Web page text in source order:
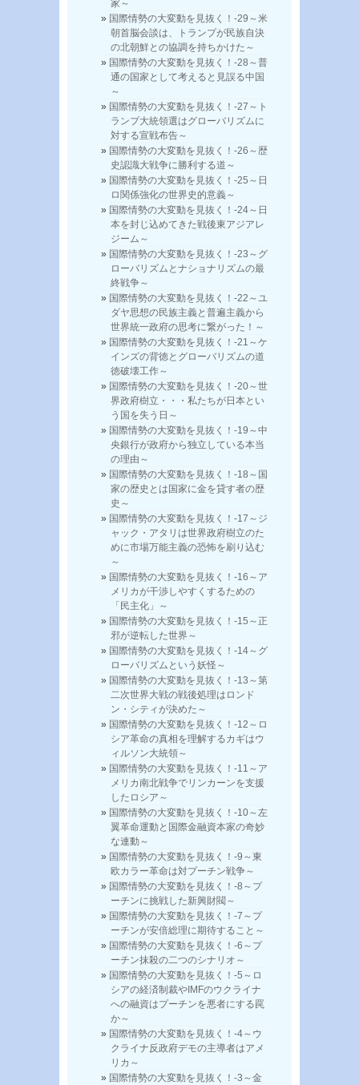
家～
国際情勢の大変動を見抜く！-29～米
朝首脳会談は、トランプが民族自決
の北朝鮮との協調を持ちかけた～
国際情勢の大変動を見抜く！-28～普
通の国家として考えると見誤る中国
～
国際情勢の大変動を見抜く！-27～ト
ランプ大統領選はグローバリズムに
対する宣戦布告～
国際情勢の大変動を見抜く！-26～歴
史認識大戦争に勝利する道～
国際情勢の大変動を見抜く！-25～日
ロ関係強化の世界史的意義～
国際情勢の大変動を見抜く！-24～日
本を封じ込めてきた戦後東アジアレ
ジーム～
国際情勢の大変動を見抜く！-23～グ
ローバリズムとナショナリズムの最
終戦争～
国際情勢の大変動を見抜く！-22～ユ
ダヤ思想の民族主義と普遍主義から
世界統一政府の思考に繋がった！～
国際情勢の大変動を見抜く！-21～ケ
インズの背徳とグローバリズムの道
徳破壊工作～
国際情勢の大変動を見抜く！-20～世
界政府樹立・・・私たちが日本とい
う国を失う日～
国際情勢の大変動を見抜く！-19～中
央銀行が政府から独立している本当
の理由～
国際情勢の大変動を見抜く！-18～国
家の歴史とは国家に金を貸す者の歴
史～
国際情勢の大変動を見抜く！-17～ジ
ャック・アタリは世界政府樹立のた
めに市場万能主義の恐怖を刷り込む
～
国際情勢の大変動を見抜く！-16～ア
メリカが干渉しやすくするための
「民主化」～
国際情勢の大変動を見抜く！-15～正
邪が逆転した世界～
国際情勢の大変動を見抜く！-14～グ
ローバリズムという妖怪～
国際情勢の大変動を見抜く！-13～第
二次世界大戦の戦後処理はロンド
ン・シティが決めた～
国際情勢の大変動を見抜く！-12～ロ
シア革命の真相を理解するカギはウ
ィルソン大統領～
国際情勢の大変動を見抜く！-11～ア
メリカ南北戦争でリンカーンを支援
したロシア～
国際情勢の大変動を見抜く！-10～左
翼革命運動と国際金融資本家の奇妙
な連動～
国際情勢の大変動を見抜く！-9～東
欧カラー革命は対プーチン戦争～
国際情勢の大変動を見抜く！-8～プ
ーチンに挑戦した新興財閥～
国際情勢の大変動を見抜く！-7～プ
ーチンが安倍総理に期待すること～
国際情勢の大変動を見抜く！-6～プ
ーチン抹殺の二つのシナリオ～
国際情勢の大変動を見抜く！-5～ロ
シアの経済制裁やIMFのウクライナ
への融資はプーチンを悪者にする罠
か～
国際情勢の大変動を見抜く！-4～ウ
クライナ反政府デモの主導者はアメ
リカ～
国際情勢の大変動を見抜く！-3～金